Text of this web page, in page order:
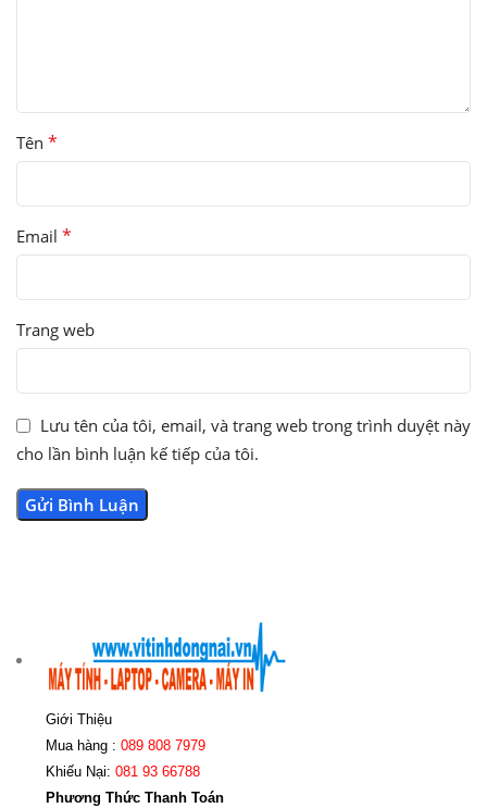
Tên *
Email *
Trang web
Lưu tên của tôi, email, và trang web trong trình duyệt này
cho lần bình luận kế tiếp của tôi.
Giới Thiệu
Mua hàng : 089 808 7979
Khiếu Nại: 081 93 66788
Phương Thức Thanh Toán